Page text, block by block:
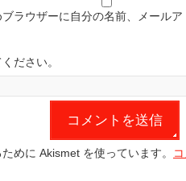
ラウザーに自分の名前、メールア
ださい。
めに Akismet を使っています。